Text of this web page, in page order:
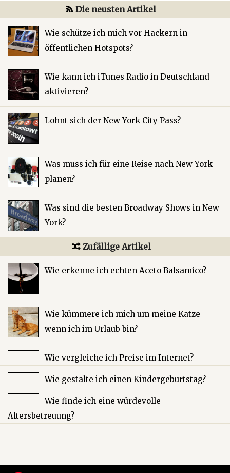
Die neusten Artikel
Wie schütze ich mich vor Hackern in
öffentlichen Hotspots?
Wie kann ich iTunes Radio in Deutschland
aktivieren?
Lohnt sich der New York City Pass?
Was muss ich für eine Reise nach New York
planen?
Was sind die besten Broadway Shows in New
York?
Zufällige Artikel
Wie erkenne ich echten Aceto Balsamico?
Wie kümmere ich mich um meine Katze
wenn ich im Urlaub bin?
Wie vergleiche ich Preise im Internet?
Wie gestalte ich einen Kindergeburtstag?
Wie finde ich eine würdevolle
Altersbetreuung?